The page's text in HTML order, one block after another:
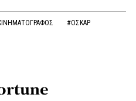
#ΟΣΚΑΡ